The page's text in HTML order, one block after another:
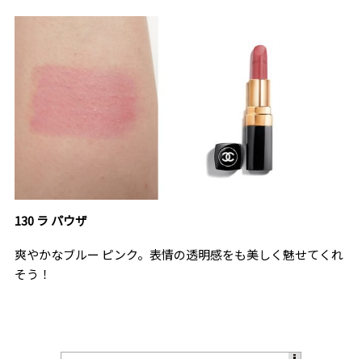
130 ラ パウザ
爽やかなブルー ピンク。表情の透明感をも美しく魅せてくれ
そう！